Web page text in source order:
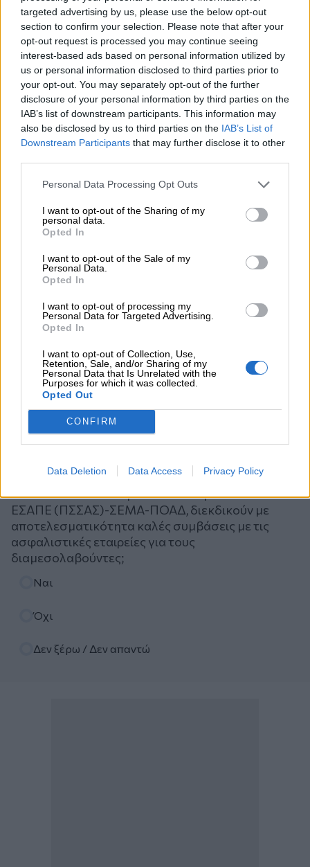
targeted advertising by us, please use the below opt-out
section to confirm your selection. Please note that after your
opt-out request is processed you may continue seeing
interest-based ads based on personal information utilized by
us or personal information disclosed to third parties prior to
your opt-out. You may separately opt-out of the further
disclosure of your personal information by third parties on the
IAB’s list of downstream participants. This information may
also be disclosed by us to third parties on the IAB’s List of
Downstream Participants that may further disclose it to other
Personal Data Processing Opt Outs
I want to opt-out of the Sharing of my
personal data.
Opted In
I want to opt-out of the Sale of my
Personal Data.
Opted In
I want to opt-out of processing my
Personal Data for Targeted Advertising.
Opted In
I want to opt-out of Collection, Use,
Retention, Sale, and/or Sharing of my
Personal Data that Is Unrelated with the
Purposes for which it was collected.
Opted Out
CONFIRM
Data Deletion Data Access Privacy Policy
05.08.2026 - 12:33
Ε.Ε και παράνομη μετανάστευση: προτάσεις και δράσεις με
παρονομαστή το κοινό συμφέρον
05.08.2026 - 12:11
Αντώνης Βουκλαρής - «ΕΡΡΙΚΟΣ ΝΤΥΝΑΝ»
Η νέα εποχή στην εκπαίδευση των ασφαλιστικών
διαμεσολαβητών
ΠΕΡΙΣΣΟΤΕΡΑ
Πιστεύετε ότι τα ασφαλιστικά σωματεία ΠΣΑΣ-
ΕΣΑΠΕ (ΠΣΣΑΣ)-ΣΕΜΑ-ΠΟΑΔ, διεκδικούν με
αποτελεσματικότητα καλές συμβάσεις με τις
ασφαλιστικές εταιρείες για τους
διαμεσολαβούντες;
Ναι
Όχι
Δεν ξέρω / Δεν απαντώ